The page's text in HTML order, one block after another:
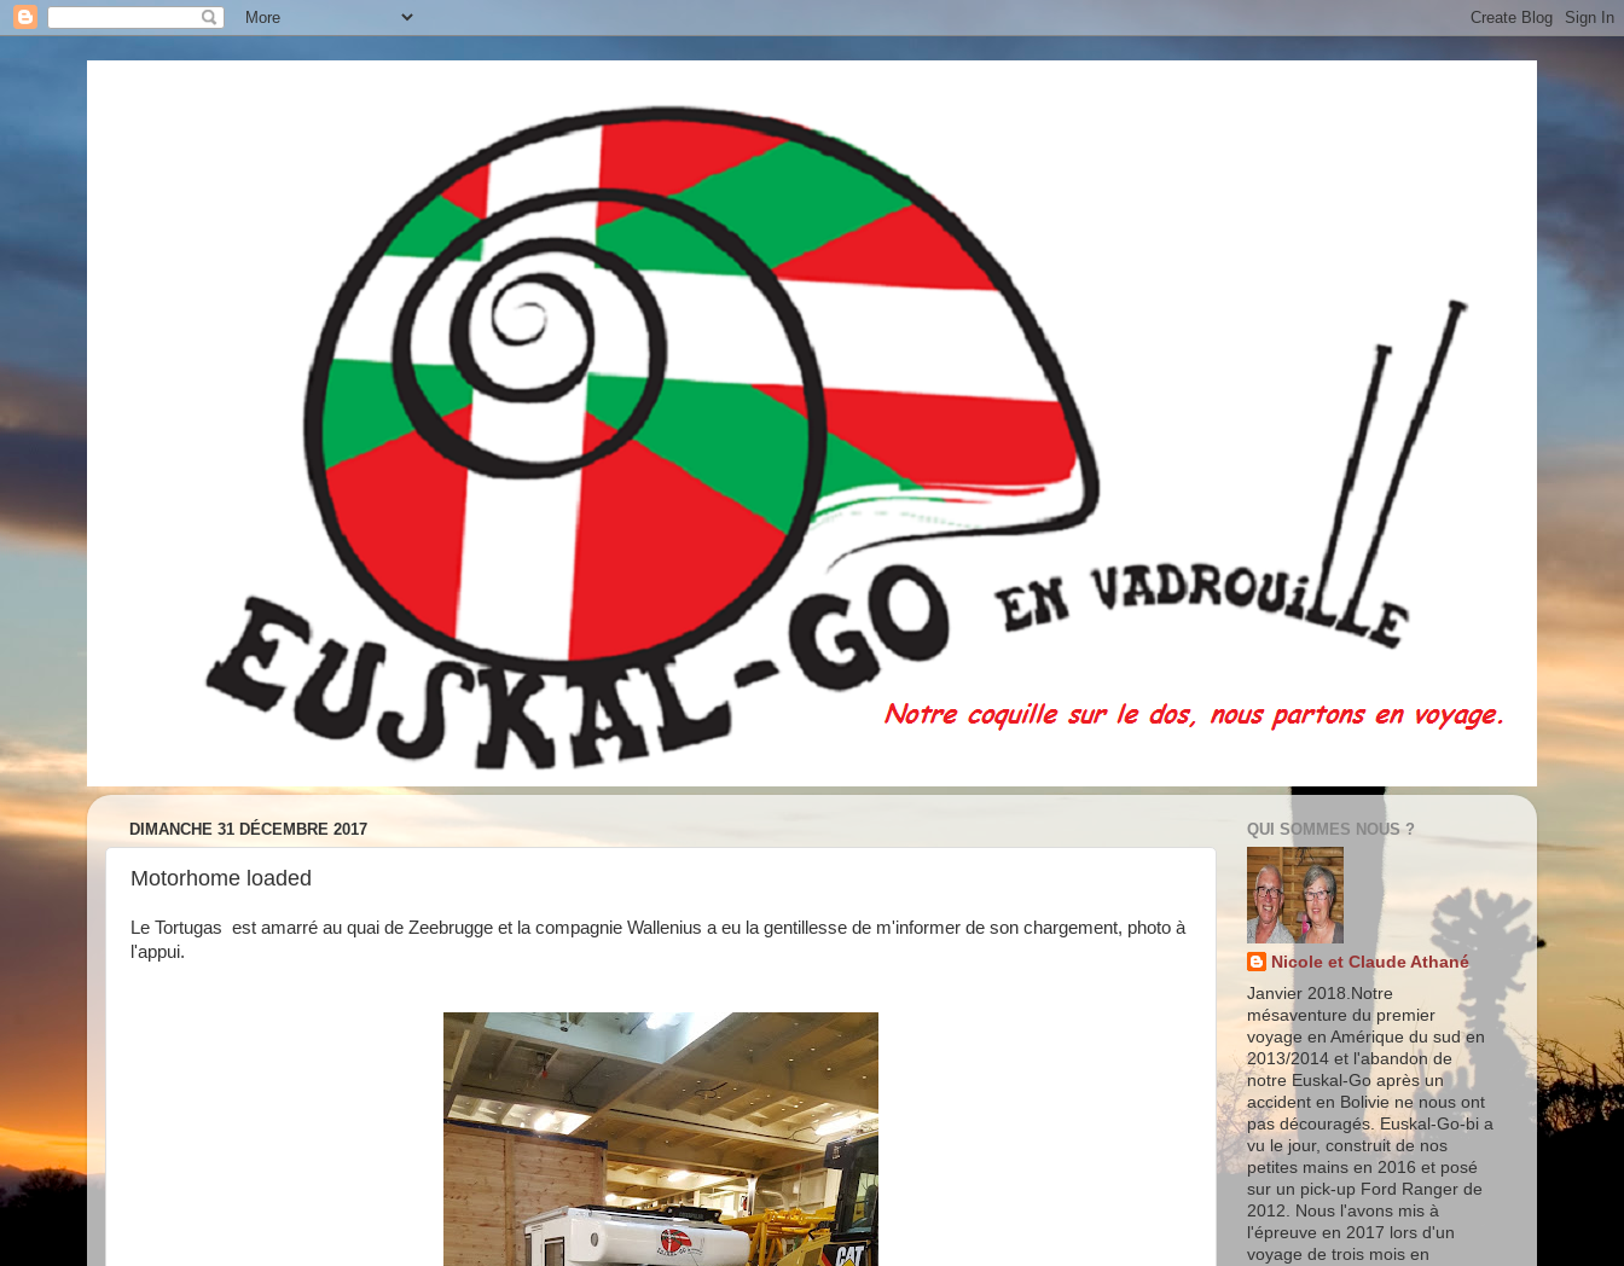
DIMANCHE 31 DÉCEMBRE 2017
Motorhome loaded
Le Tortugas est amarré au quai de Zeebrugge et la compagnie Wallenius a eu la gentillesse de m'informer de son chargement, photo à
l'appui.
QUI SOMMES NOUS ?
Nicole et Claude Athané
Janvier 2018.Notre
mésaventure du premier
voyage en Amérique du sud en
2013/2014 et l'abandon de
notre Euskal-Go après un
accident en Bolivie ne nous ont
pas découragés. Euskal-Go-bi a
vu le jour, construit de nos
petites mains en 2016 et posé
sur un pick-up Ford Ranger de
2012. Nous l'avons mis à
l'épreuve en 2017 lors d'un
voyage de trois mois en